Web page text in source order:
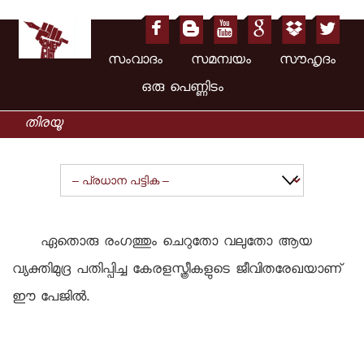
സംവാദം സമന്വയം സൗഹൃദം
ഒരു പെണ്ണിടം
ഏതൊരു രംഗത്തും ചെറുതോ വലുതോ ആയ
വ്യക്തിമുദ്ര പതിപ്പിച്ച കേരളസ്ത്രീകളുടെ ജീവിതരേഖയാണ്
ഈ പേജില്‍.